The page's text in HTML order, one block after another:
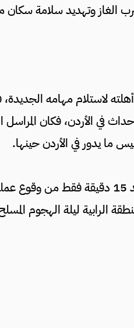
الغاز وتهديد سلامة سكان
لاستلام مهامه الجديدة،
في الأردن، فكان
ما يدور في الأردن حينها.
كما تواجد في جسر الملك حسين الحدودي بعد 15
الرابية ليلة الهجوم